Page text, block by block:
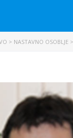
> NASTAVNO OSOBLJE >